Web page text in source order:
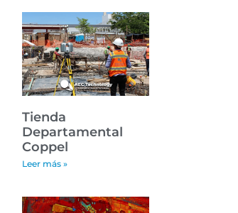
Tienda
Departamental
Coppel
Leer más »